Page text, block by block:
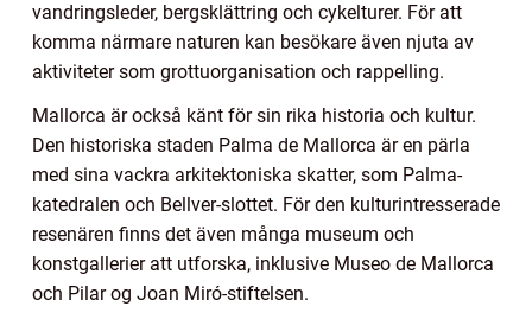
vandringsleder, bergsklättring och cykelturer. För att
komma närmare naturen kan besökare även njuta av
aktiviteter som grottuorganisation och rappelling.
Mallorca är också känt för sin rika historia och kultur.
Den historiska staden Palma de Mallorca är en pärla
med sina vackra arkitektoniska skatter, som Palma-
katedralen och Bellver-slottet. För den kulturintresserade
resenären finns det även många museum och
konstgallerier att utforska, inklusive Museo de Mallorca
och Pilar og Joan Miró-stiftelsen.